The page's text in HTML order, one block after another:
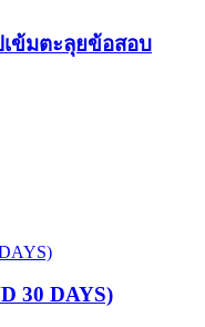
ข้มตะลุยข้อสอบ
30 DAYS)